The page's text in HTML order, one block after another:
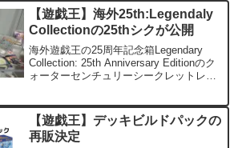
り、事前予約となっているところがほと
んどだ...
【遊戯王】海外25th:Legendaly
Collectionの25thシクが公開
海外遊戯王の25周年記念箱Legendary
Collection: 25th Anniversary Editionのク
ォーターセンチュリーシークレットレア6
【遊戯王】デッキビルドパックの
再販決定